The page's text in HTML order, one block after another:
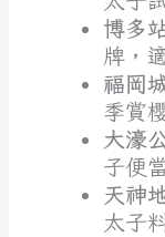
博多
牌，
福岡
季賞
大濠
子便
天神
太子